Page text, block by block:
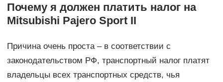
Почему я должен платить налог на
Mitsubishi Pajero Sport II
Причина очень проста – в соответствии с
законодательством РФ, транспортный налог платят
владельцы всех транспортных средств, чья